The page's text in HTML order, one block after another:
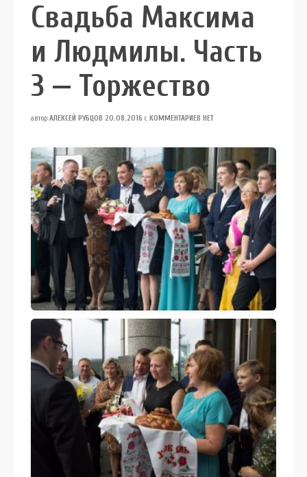
Свадьба Максима
и Людмилы. Часть
3 — Торжество
автор АЛЕКСЕЙ РУБЦОВ 20.08.2016 с КОММЕНТАРИЕВ НЕТ